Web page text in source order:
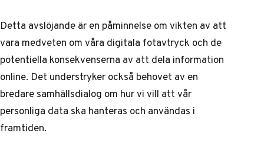
Detta avslöjande är en påminnelse om vikten av att
vara medveten om våra digitala fotavtryck och de
potentiella konsekvenserna av att dela information
online. Det understryker också behovet av en
bredare samhällsdialog om hur vi vill att vår
personliga data ska hanteras och användas i
framtiden.